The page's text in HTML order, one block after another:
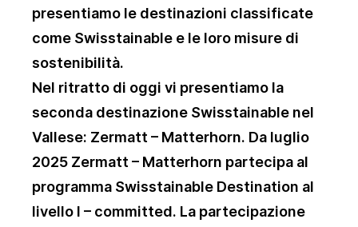
presentiamo le destinazioni classificate
come Swisstainable e le loro misure di
sostenibilità.
Nel ritratto di oggi vi presentiamo la
seconda destinazione Swisstainable nel
Vallese: Zermatt – Matterhorn. Da luglio
2025 Zermatt – Matterhorn partecipa al
programma Swisstainable Destination al
livello I – committed. La partecipazione